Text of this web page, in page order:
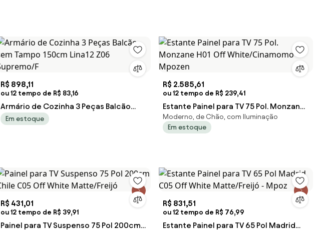
R$ 898,11
ou 12 tempo de R$ 83,16
Armário de Cozinha 3 Peças Balcão
sem Tampo 150cm Lina12 Z06
Em estoque
R$ 2.585,61
ou 12 tempo de R$ 239,41
Estante Painel para TV 75 Pol. Monzane
H01 Off White/Cinamomo - Mpozen
Moderno, de Chão, com Iluminação
Em estoque
R$ 431,01
ou 12 tempo de R$ 39,91
Painel para TV Suspenso 75 Pol 200cm
R$ 831,51
ou 12 tempo de R$ 76,99
Estante Painel para TV 65 Pol Madrid